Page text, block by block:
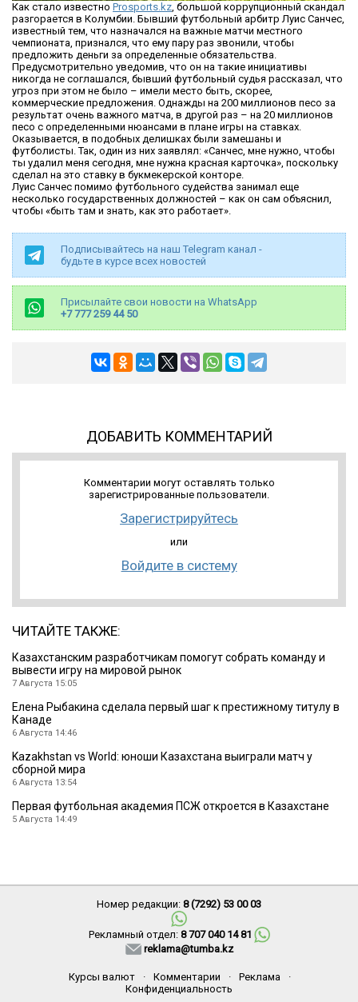
Как стало известно Prosports.kz, большой коррупционный скандал
разгорается в Колумбии. Бывший футбольный арбитр Луис Санчес,
известный тем, что назначался на важные матчи местного
чемпионата, признался, что ему пару раз звонили, чтобы
предложить деньги за определенные обязательства.
Предусмотрительно уведомив, что он на такие инициативы
никогда не соглашался, бывший футбольный судья рассказал, что
угроз при этом не было – имели место быть, скорее,
коммерческие предложения. Однажды на 200 миллионов песо за
результат очень важного матча, в другой раз – на 20 миллионов
песо с определенными нюансами в плане игры на ставках.
Оказывается, в подобных делишках были замешаны и
футболисты. Так, один из них заявлял: «Санчес, мне нужно, чтобы
ты удалил меня сегодня, мне нужна красная карточка», поскольку
сделал на это ставку в букмекерской конторе.
Луис Санчес помимо футбольного судейства занимал еще
несколько государственных должностей – как он сам объяснил,
чтобы «быть там и знать, как это работает».
Подписывайтесь на наш Telegram канал -
будьте в курсе всех новостей
Присылайте свои новости на WhatsApp
+7 777 259 44 50
ДОБАВИТЬ КОММЕНТАРИЙ
Комментарии могут оставлять только
зарегистрированные пользователи.
Зарегистрируйтесь
или
Войдите в систему
ЧИТАЙТЕ ТАКЖЕ:
Казахстанским разработчикам помогут собрать команду и
вывести игру на мировой рынок
7 Августа 15:05
Елена Рыбакина сделала первый шаг к престижному титулу в
Канаде
6 Августа 14:46
Kazakhstan vs World: юноши Казахстана выиграли матч у
сборной мира
6 Августа 13:54
Первая футбольная академия ПСЖ откроется в Казахстане
5 Августа 14:49
Номер редакции: 8 (7292) 53 00 03
Рекламный отдел: 8 707 040 14 81
reklama@tumba.kz
Курсы валют · Комментарии · Реклама
·
Конфиденциальность